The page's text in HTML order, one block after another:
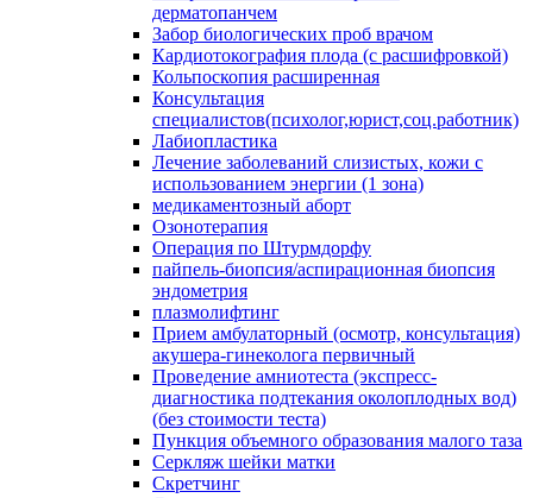
дерматопанчем
Забор биологических проб врачом
Кардиотокография плода (с расшифровкой)
Кольпоскопия расширенная
Консультация
специалистов(психолог,юрист,соц.работник)
Лабиопластика
Лечение заболеваний слизистых, кожи с
использованием энергии (1 зона)
медикаментозный аборт
Озонотерапия
Операция по Штурмдорфу
пайпель-биопсия/аспирационная биопсия
эндометрия
плазмолифтинг
Прием амбулаторный (осмотр, консультация)
акушера-гинеколога первичный
Проведение амниотеста (экспресс-
диагностика подтекания околоплодных вод)
(без стоимости теста)
Пункция объемного образования малого таза
Серкляж шейки матки
Скретчинг